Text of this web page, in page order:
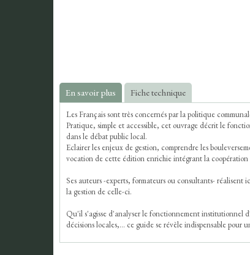
En savoir plus Fiche technique
Les Français sont très concernés par la politique
Pratique, simple et accessible, cet ouvrage décrit le
dans le débat public local.
Eclairer les enjeux de gestion, comprendre les
vocation de cette édition enrichie intégrant la
Ses auteurs -experts, formateurs ou consultants-
la gestion de celle-ci.
Qu'il s'agisse d'analyser le fonctionnement institutionnel
décisions locales,... ce guide se révèle indispensable pour